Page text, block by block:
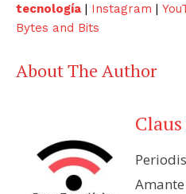
tecnología | Instagram |
Bytes and Bits
About The Author